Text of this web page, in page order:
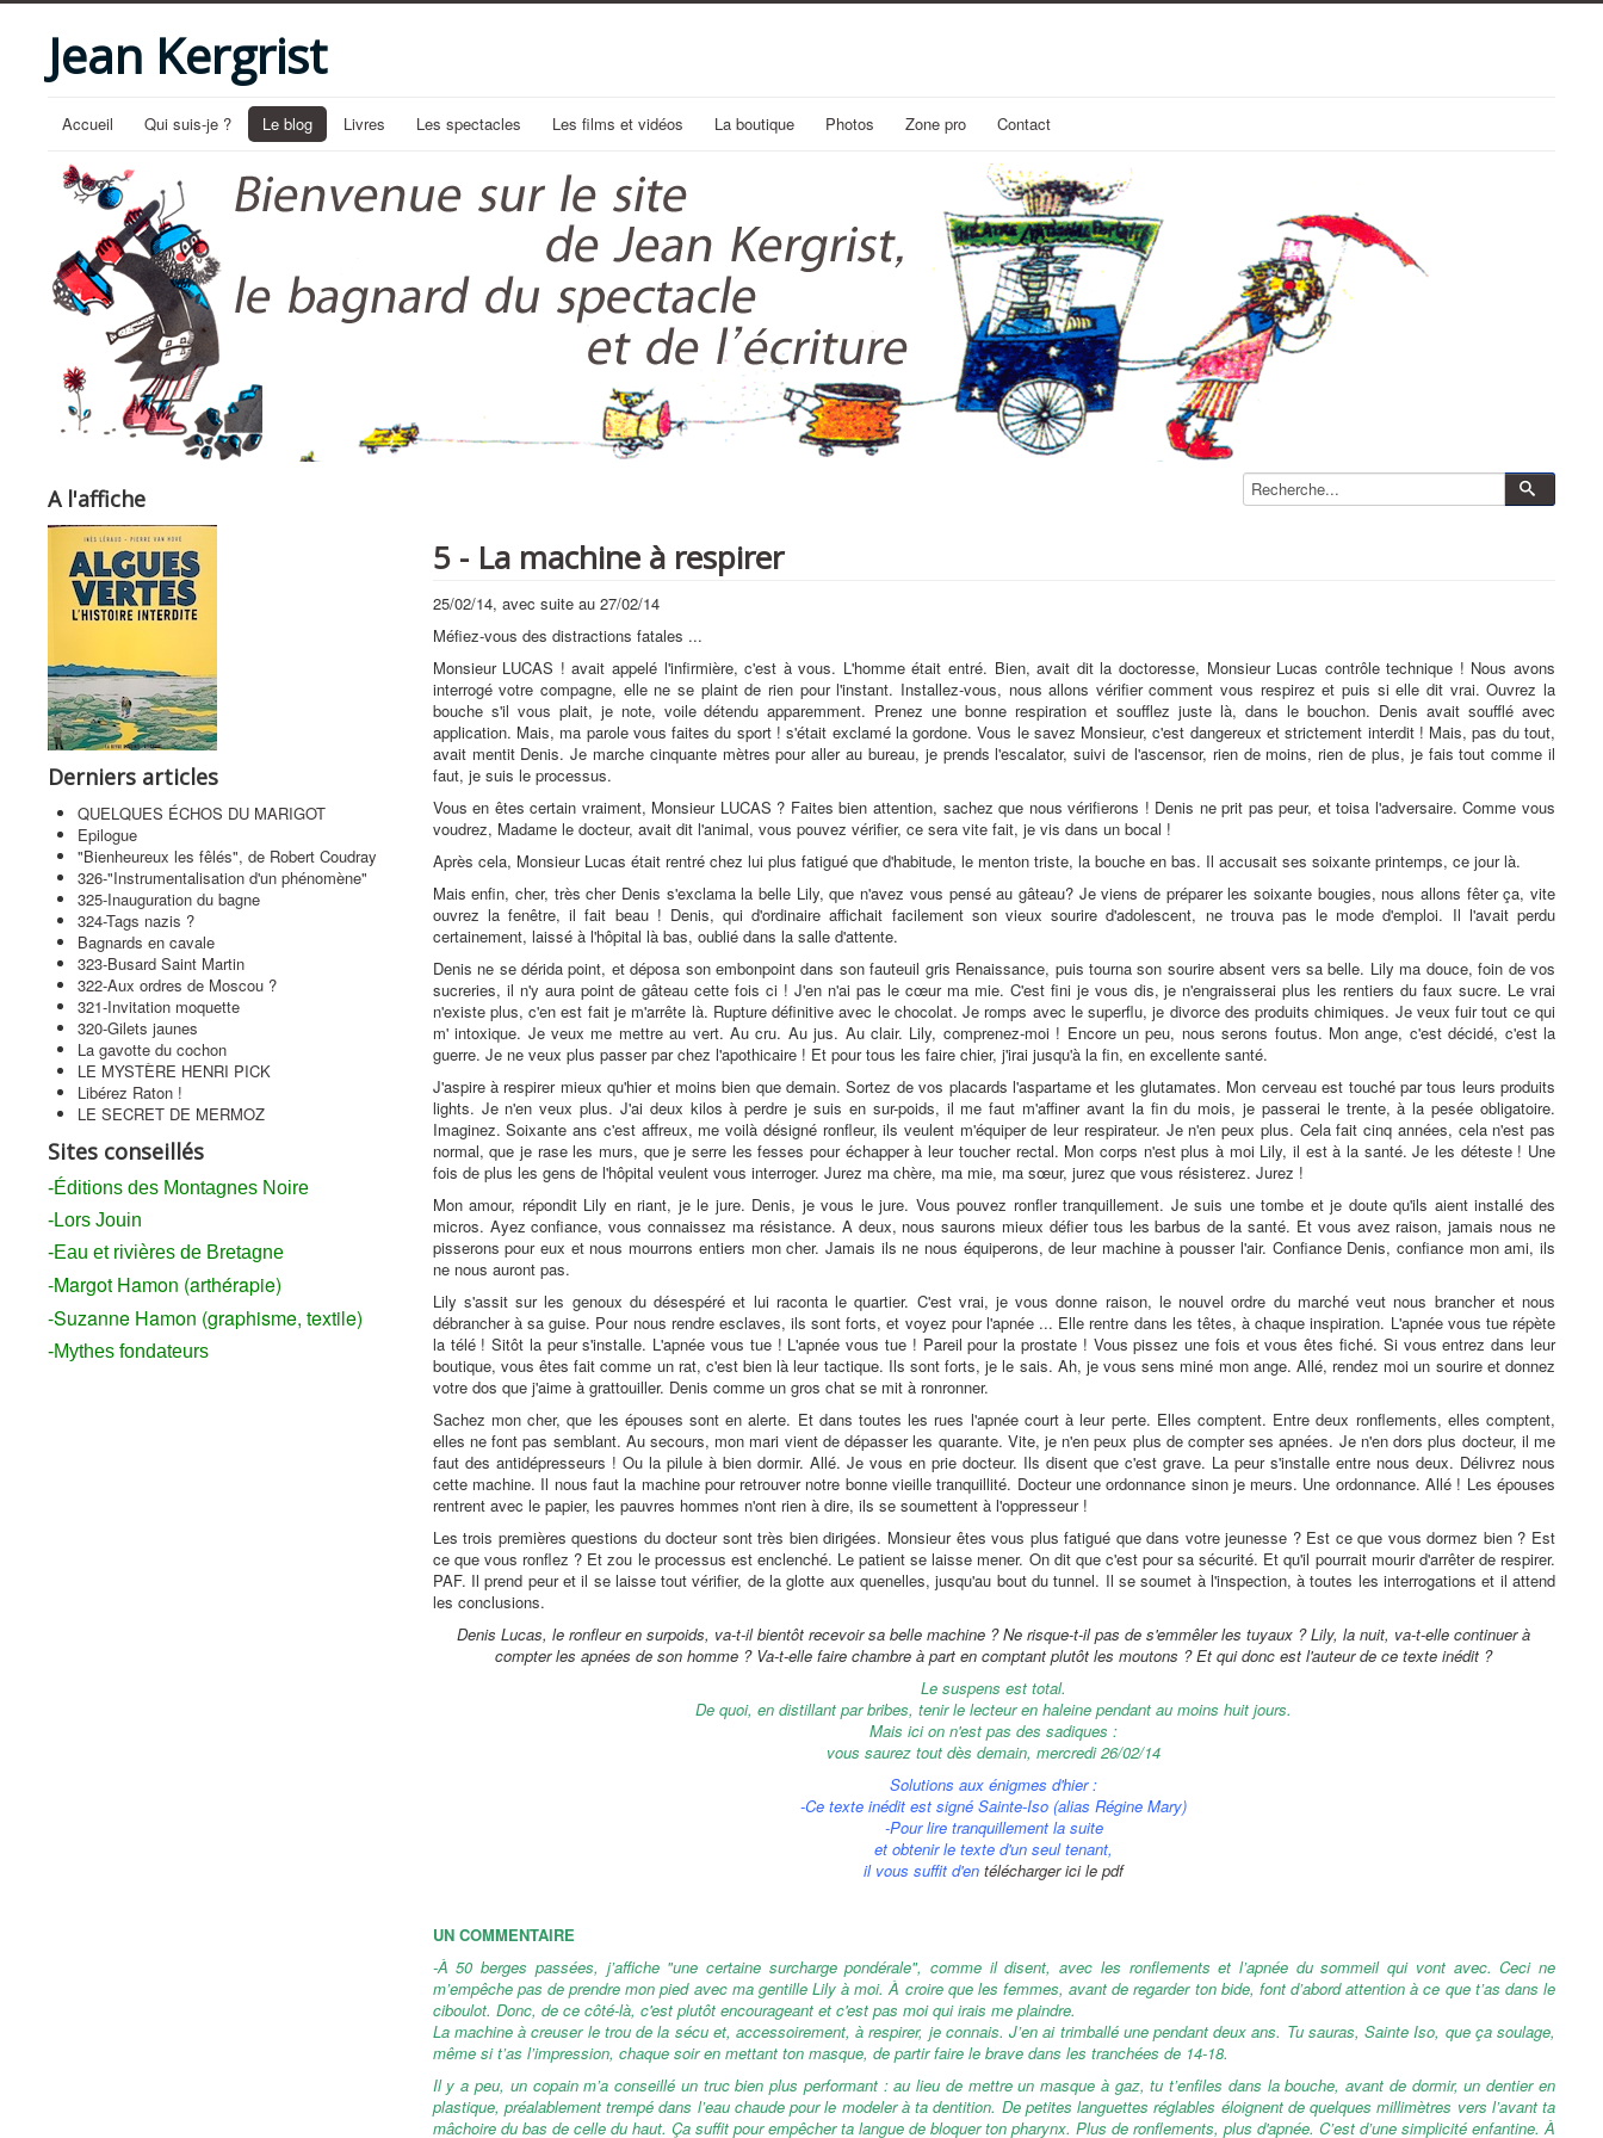
Jean Kergrist
Accueil Qui suis-je ? Le blog Livres Les spectacles Les films et vidéos La boutique Photos Zone pro Contact
A l'affiche
Derniers articles
QUELQUES ÉCHOS DU MARIGOT
Epilogue
"Bienheureux les fêlés", de Robert Coudray
326-"Instrumentalisation d'un phénomène"
325-Inauguration du bagne
324-Tags nazis ?
Bagnards en cavale
323-Busard Saint Martin
322-Aux ordres de Moscou ?
321-Invitation moquette
320-Gilets jaunes
La gavotte du cochon
LE MYSTÈRE HENRI PICK
Libérez Raton !
LE SECRET DE MERMOZ
Sites conseillés
-Éditions des Montagnes Noire
-Lors Jouin
-Eau et rivières de Bretagne
-Margot Hamon (arthérapie)
-Suzanne Hamon (graphisme, textile)
-Mythes fondateurs
5 - La machine à respirer
25/02/14, avec suite au 27/02/14
Méfiez-vous des distractions fatales ...
Monsieur LUCAS ! avait appelé l'infirmière, c'est à vous. L'homme était entré. Bien, avait dit la doctoresse, Monsieur Lucas contrôle technique ! Nous avons
interrogé votre compagne, elle ne se plaint de rien pour l'instant. Installez-vous, nous allons vérifier comment vous respirez et puis si elle dit vrai. Ouvrez la
bouche s'il vous plait, je note, voile détendu apparemment. Prenez une bonne respiration et soufflez juste là, dans le bouchon. Denis avait soufflé avec
application. Mais, ma parole vous faites du sport ! s'était exclamé la gordone. Vous le savez Monsieur, c'est dangereux et strictement interdit ! Mais, pas du tout,
avait mentit Denis. Je marche cinquante mètres pour aller au bureau, je prends l'escalator, suivi de l'ascensor, rien de moins, rien de plus, je fais tout comme il
faut, je suis le processus.
Vous en êtes certain vraiment, Monsieur LUCAS ? Faites bien attention, sachez que nous vérifierons ! Denis ne prit pas peur, et toisa l'adversaire. Comme vous
voudrez, Madame le docteur, avait dit l'animal, vous pouvez vérifier, ce sera vite fait, je vis dans un bocal !
Après cela, Monsieur Lucas était rentré chez lui plus fatigué que d'habitude, le menton triste, la bouche en bas. Il accusait ses soixante printemps, ce jour là.
Mais enfin, cher, très cher Denis s'exclama la belle Lily, que n'avez vous pensé au gâteau? Je viens de préparer les soixante bougies, nous allons fêter ça, vite
ouvrez la fenêtre, il fait beau ! Denis, qui d'ordinaire affichait facilement son vieux sourire d'adolescent, ne trouva pas le mode d'emploi. Il l'avait perdu
certainement, laissé à l'hôpital là bas, oublié dans la salle d'attente.
Denis ne se dérida point, et déposa son embonpoint dans son fauteuil gris Renaissance, puis tourna son sourire absent vers sa belle. Lily ma douce, foin de vos
sucreries, il n'y aura point de gâteau cette fois ci ! J'en n'ai pas le cœur ma mie. C'est fini je vous dis, je n'engraisserai plus les rentiers du faux sucre. Le vrai
n'existe plus, c'en est fait je m'arrête là. Rupture définitive avec le chocolat. Je romps avec le superflu, je divorce des produits chimiques. Je veux fuir tout ce qui
m' intoxique. Je veux me mettre au vert. Au cru. Au jus. Au clair. Lily, comprenez-moi ! Encore un peu, nous serons foutus. Mon ange, c'est décidé, c'est la
guerre. Je ne veux plus passer par chez l'apothicaire ! Et pour tous les faire chier, j'irai jusqu'à la fin, en excellente santé.
J'aspire à respirer mieux qu'hier et moins bien que demain. Sortez de vos placards l'aspartame et les glutamates. Mon cerveau est touché par tous leurs produits
lights. Je n'en veux plus. J'ai deux kilos à perdre je suis en sur-poids, il me faut m'affiner avant la fin du mois, je passerai le trente, à la pesée obligatoire.
Imaginez. Soixante ans c'est affreux, me voilà désigné ronfleur, ils veulent m'équiper de leur respirateur. Je n'en peux plus. Cela fait cinq années, cela n'est pas
normal, que je rase les murs, que je serre les fesses pour échapper à leur toucher rectal. Mon corps n'est plus à moi Lily, il est à la santé. Je les déteste ! Une
fois de plus les gens de l'hôpital veulent vous interroger. Jurez ma chère, ma mie, ma sœur, jurez que vous résisterez. Jurez !
Mon amour, répondit Lily en riant, je le jure. Denis, je vous le jure. Vous pouvez ronfler tranquillement. Je suis une tombe et je doute qu'ils aient installé des
micros. Ayez confiance, vous connaissez ma résistance. A deux, nous saurons mieux défier tous les barbus de la santé. Et vous avez raison, jamais nous ne
pisserons pour eux et nous mourrons entiers mon cher. Jamais ils ne nous équiperons, de leur machine à pousser l'air. Confiance Denis, confiance mon ami, ils
ne nous auront pas.
Lily s'assit sur les genoux du désespéré et lui raconta le quartier. C'est vrai, je vous donne raison, le nouvel ordre du marché veut nous brancher et nous
débrancher à sa guise. Pour nous rendre esclaves, ils sont forts, et voyez pour l'apnée ... Elle rentre dans les têtes, à chaque inspiration. L'apnée vous tue répète
la télé ! Sitôt la peur s'installe. L'apnée vous tue ! L'apnée vous tue ! Pareil pour la prostate ! Vous pissez une fois et vous êtes fiché. Si vous entrez dans leur
boutique, vous êtes fait comme un rat, c'est bien là leur tactique. Ils sont forts, je le sais. Ah, je vous sens miné mon ange. Allé, rendez moi un sourire et donnez
votre dos que j'aime à grattouiller. Denis comme un gros chat se mit à ronronner.
Sachez mon cher, que les épouses sont en alerte. Et dans toutes les rues l'apnée court à leur perte. Elles comptent. Entre deux ronflements, elles comptent,
elles ne font pas semblant. Au secours, mon mari vient de dépasser les quarante. Vite, je n'en peux plus de compter ses apnées. Je n'en dors plus docteur, il me
faut des antidépresseurs ! Ou la pilule à bien dormir. Allé. Je vous en prie docteur. Ils disent que c'est grave. La peur s'installe entre nous deux. Délivrez nous
cette machine. Il nous faut la machine pour retrouver notre bonne vieille tranquillité. Docteur une ordonnance sinon je meurs. Une ordonnance. Allé ! Les épouses
rentrent avec le papier, les pauvres hommes n'ont rien à dire, ils se soumettent à l'oppresseur !
Les trois premières questions du docteur sont très bien dirigées. Monsieur êtes vous plus fatigué que dans votre jeunesse ? Est ce que vous dormez bien ? Est
ce que vous ronflez ? Et zou le processus est enclenché. Le patient se laisse mener. On dit que c'est pour sa sécurité. Et qu'il pourrait mourir d'arrêter de respirer.
PAF. Il prend peur et il se laisse tout vérifier, de la glotte aux quenelles, jusqu'au bout du tunnel. Il se soumet à l'inspection, à toutes les interrogations et il attend
les conclusions.
Denis Lucas, le ronfleur en surpoids, va-t-il bientôt recevoir sa belle machine ? Ne risque-t-il pas de s'emmêler les tuyaux ? Lily, la nuit, va-t-elle continuer à
compter les apnées de son homme ? Va-t-elle faire chambre à part en comptant plutôt les moutons ? Et qui donc est l'auteur de ce texte inédit ?
Le suspens est total.
De quoi, en distillant par bribes, tenir le lecteur en haleine pendant au moins huit jours.
Mais ici on n'est pas des sadiques :
vous saurez tout dès demain, mercredi 26/02/14
Solutions aux énigmes d'hier :
-Ce texte inédit est signé Sainte-Iso (alias Régine Mary)
-Pour lire tranquillement la suite
et obtenir le texte d'un seul tenant,
il vous suffit d'entélécharger ici le pdf
UN COMMENTAIRE
-À 50 berges passées, j’affiche "une certaine surcharge pondérale", comme il disent, avec les ronflements et l’apnée du sommeil qui vont avec. Ceci ne
m’empêche pas de prendre mon pied avec ma gentille Lily à moi. À croire que les femmes, avant de regarder ton bide, font d’abord attention à ce que t’as dans le
ciboulot. Donc, de ce côté-là, c'est plutôt encourageant et c'est pas moi qui irais me plaindre.
La machine à creuser le trou de la sécu et, accessoirement, à respirer, je connais. J’en ai trimballé une pendant deux ans. Tu sauras, Sainte Iso, que ça soulage,
même si t’as l’impression, chaque soir en mettant ton masque, de partir faire le brave dans les tranchées de 14-18.
Il y a peu, un copain m’a conseillé un truc bien plus performant : au lieu de mettre un masque à gaz, tu t’enfiles dans la bouche, avant de dormir, un dentier en
plastique, préalablement trempé dans l’eau chaude pour le modeler à ta dentition. De petites languettes réglables éloignent de quelques millimètres vers l’avant ta
mâchoire du bas de celle du haut. Ça suffit pour empêcher ta langue de bloquer ton pharynx. Plus de ronflements, plus d'apnée. C’est d’une simplicité enfantine. À